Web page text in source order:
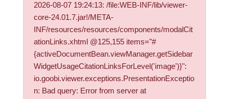
2026-08-07 19:24:13: /file:WEB-INF/lib/viewer-
core-24.01.7.jar!/META-
INF/resources/resources/components/modalCit
ationLinks.xhtml @125,155 items="#
{activeDocumentBean.viewManager.getSidebar
WidgetUsageCitationLinksForLevel('image')}":
io.goobi.viewer.exceptions.PresentationExceptio
n: Bad query: Error from server at